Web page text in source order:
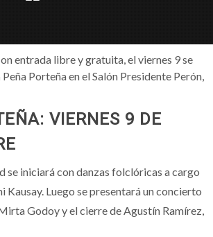
entrada libre y gratuita, el viernes 9 se
Porteña en el Salón Presidente Perón,
VIERNES 9 DE
se iniciará con danzas folclóricas a cargo
Kausay. Luego se presentará un concierto
Godoy y el cierre de Agustín Ramírez,